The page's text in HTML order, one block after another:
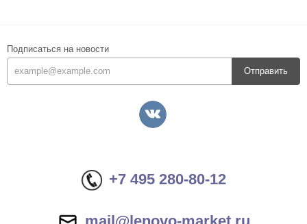
Подписаться на новости
Отправить
+7 495 280-80-12